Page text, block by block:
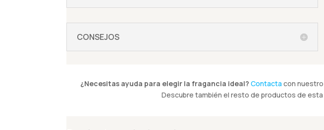
CONSEJOS
¿Necesitas ayuda para elegir la fragancia ideal? Contacta con
Descubre también el resto de productos de